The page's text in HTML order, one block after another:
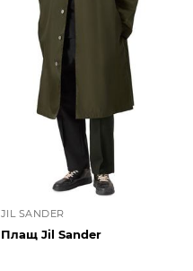
JIL SANDER
Плащ Jil Sander